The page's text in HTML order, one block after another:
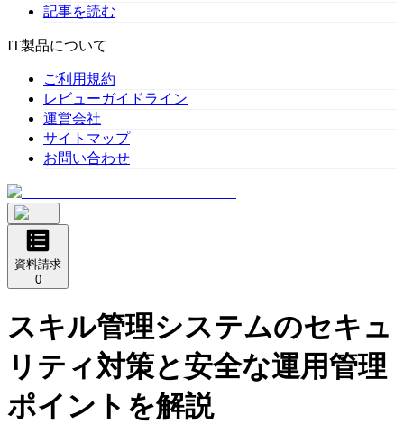
記事を読む
IT製品について
ご利用規約
レビューガイドライン
運営会社
サイトマップ
お問い合わせ
資料請求
0
スキル管理システムのセキュ
リティ対策と安全な運用管理
ポイントを解説